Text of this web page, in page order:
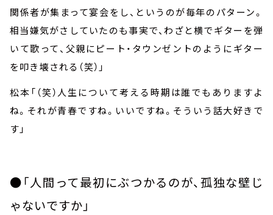
関係者が集まって宴会をし、というのが毎年のパターン。
相当嫌気がさしていたのも事実で、わざと横でギターを弾
いて歌って、父親にピート・タウンゼントのようにギター
を叩き壊される（笑）」
松本「（笑）人生について考える時期は誰でもありますよ
ね。それが青春ですね。いいですね。そういう話大好きで
す」
●「人間って最初にぶつかるのが、孤独な壁じ
ゃないですか」